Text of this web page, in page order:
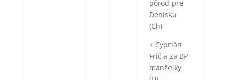
pôrod pre
Denisku
(Ch)
+ Cyprián
Frič a za BP
manželky